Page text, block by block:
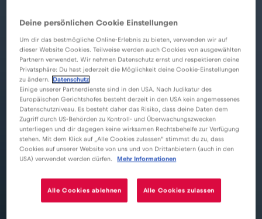
Deine persönlichen Cookie Einstellungen
Um dir das bestmögliche Online-Erlebnis zu bieten, verwenden wir auf
dieser Website Cookies. Teilweise werden auch Cookies von ausgewählten
Partnern verwendet. Wir nehmen Datenschutz ernst und respektieren deine
Privatsphäre: Du hast jederzeit die Möglichkeit deine Cookie-Einstellungen
zu ändern.
Datenschutz
Einige unserer Partnerdienste sind in den USA. Nach Judikatur des
Europäischen Gerichtshofes besteht derzeit in den USA kein angemessenes
Datenschutzniveau. Es besteht daher das Risiko, dass deine Daten dem
Zugriff durch US-Behörden zu Kontroll- und Überwachungszwecken
unterliegen und dir dagegen keine wirksamen Rechtsbehelfe zur Verfügung
stehen. Mit dem Klick auf „Alle Cookies zulassen“ stimmst du zu, dass
Cookies auf unserer Website von uns und von Drittanbietern (auch in den
USA) verwendet werden dürfen.
Mehr Informationen
Alle Cookies ablehnen Alle Cookies zulassen